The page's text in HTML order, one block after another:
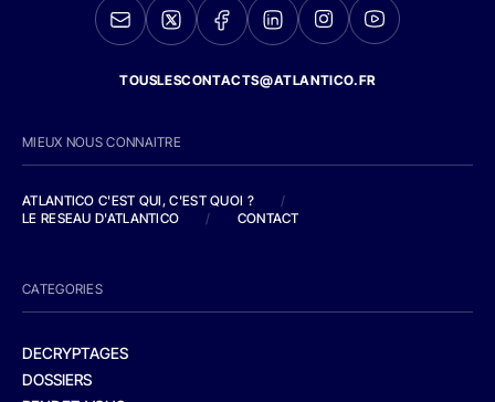
TOUSLESCONTACTS@ATLANTICO.FR
MIEUX NOUS CONNAITRE
ATLANTICO C'EST QUI, C'EST QUOI ?
/
LE RESEAU D'ATLANTICO
/ CONTACT
CATEGORIES
DECRYPTAGES
DOSSIERS